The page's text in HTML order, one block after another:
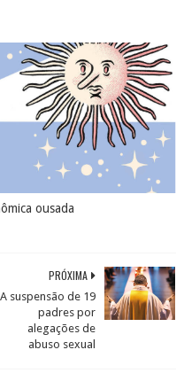
ousada
PRÓXIMA
A suspensão de 19
padres por
alegações de
abuso sexual